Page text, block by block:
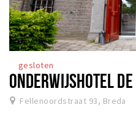
gesloten
ONDERWIJSHOTEL
Fellenoordstraat 93, Breda